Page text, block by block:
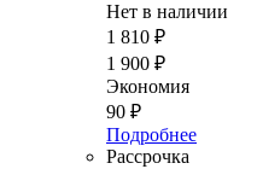
Нет в наличии
1 810 ₽
1 900 ₽
Экономия
90 ₽
Подробнее
Рассрочка